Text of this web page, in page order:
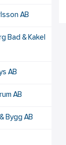
AB
Bad & Kakel
AB
AB
Bygg AB